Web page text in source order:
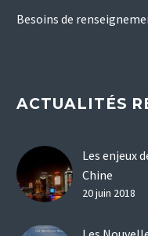
Besoins de
ACTUALITÉS
Les enjeux
Chine
20 juin 2018